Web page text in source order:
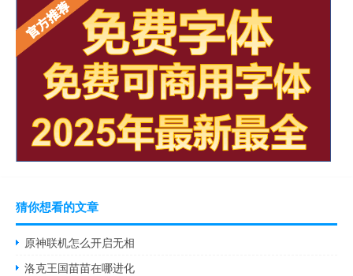
猜你想看的文章
原神联机怎么开启无相
洛克王国苗苗在哪进化